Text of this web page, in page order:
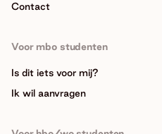
Contact
Voor mbo studenten
Is dit iets voor mij?
Ik wil aanvragen